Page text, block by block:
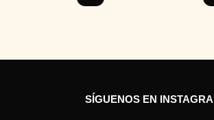
SÍGUENOS EN